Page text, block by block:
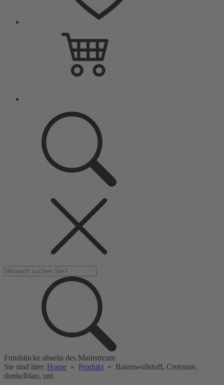
Fundstücke abseits des Mainstream
Sie sind hier: Home » Produkt » Baumwollstoff, Cretonne,
dunkelblau, uni